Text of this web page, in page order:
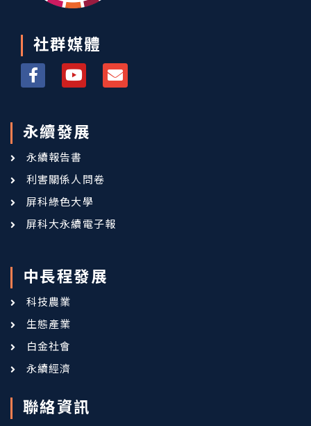
社群媒體
永續發展
永續報告書
利害關係人問卷
屏科綠色大學
屏科大永續電子報
中長程發展
科技農業
生態產業
白金社會
永續經濟
聯絡資訊